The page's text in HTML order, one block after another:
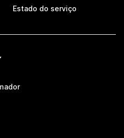
Estado do serviço